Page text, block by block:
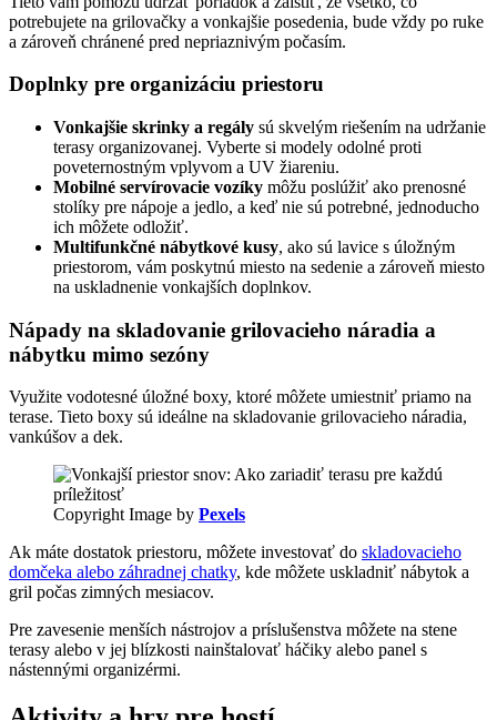
potrebujete na grilovačky a vonkajšie posedenia, bude vždy po ruke
a zároveň chránené pred nepriaznivým počasím.
Doplnky pre organizáciu priestoru
Vonkajšie skrinky a regály sú skvelým riešením na udržanie
terasy organizovanej. Vyberte si modely odolné proti
poveternostným vplyvom a UV žiareniu.
Mobilné servírovacie vozíky môžu poslúžiť ako prenosné
stolíky pre nápoje a jedlo, a keď nie sú potrebné, jednoducho
ich môžete odložiť.
Multifunkčné nábytkové kusy, ako sú lavice s úložným
priestorom, vám poskytnú miesto na sedenie a zároveň miesto
na uskladnenie vonkajších doplnkov.
Nápady na skladovanie grilovacieho náradia a
nábytku mimo sezóny
Využite vodotesné úložné boxy, ktoré môžete umiestniť priamo na
terase. Tieto boxy sú ideálne na skladovanie grilovacieho náradia,
vankúšov a dek.
Copyright Image by Pexels
Ak máte dostatok priestoru, môžete investovať do skladovacieho
domčeka alebo záhradnej chatky, kde môžete uskladniť nábytok a
gril počas zimných mesiacov.
Pre zavesenie menších nástrojov a príslušenstva môžete na stene
terasy alebo v jej blízkosti nainštalovať háčiky alebo panel s
nástennými organizérmi.